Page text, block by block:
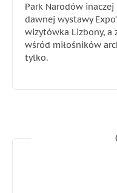
Park Narodów
dawnej wystawy
wizytówka Lizbony, a
wśród miłośników
tylko.